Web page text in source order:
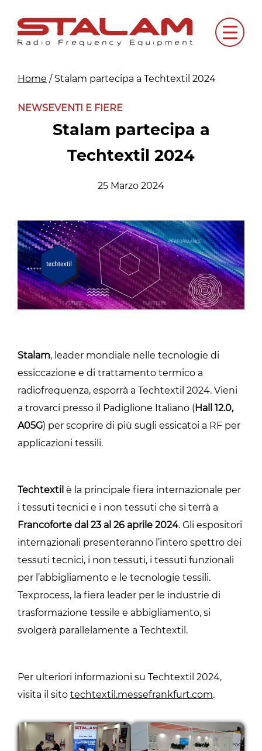
content
Menu
Home / Stalam partecipa a Techtextil 2024
NEWSEVENTI E FIERE
Stalam partecipa a
Techtextil 2024
25 Marzo 2024
Stalam, leader mondiale nelle tecnologie di
essiccazione e di trattamento termico a
radiofrequenza, esporrà a Techtextil 2024. Vieni
a trovarci presso il Padiglione Italiano (Hall 12.0,
A05G) per scoprire di più sugli essicatoi a RF per
applicazioni tessili.
Techtextil è la principale fiera internazionale per
i tessuti tecnici e i non tessuti che si terrà a
Francoforte dal 23 al 26 aprile 2024. Gli espositori
internazionali presenteranno l’intero spettro dei
tessuti tecnici, i non tessuti, i tessuti funzionali
per l’abbigliamento e le tecnologie tessili.
Texprocess, la fiera leader per le industrie di
trasformazione tessile e abbigliamento, si
svolgerà parallelamente a Techtextil.
Per ulteriori informazioni su Techtextil 2024,
visita il sito techtextil.messefrankfurt.com.